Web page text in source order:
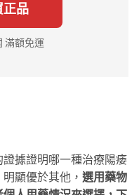
正品
滿額免運
據證明哪一種治療陽痿
顯優於其他， 選用藥物